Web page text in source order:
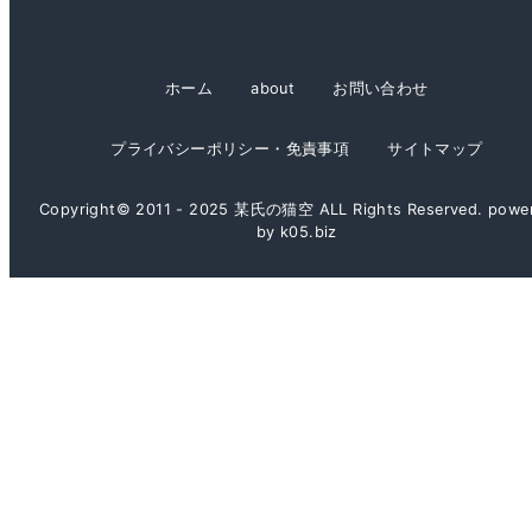
ホーム about お問い合わせ
プライバシーポリシー・免責事項 サイトマップ
Copyright© 2011 - 2025 某氏の猫空 ALL Rights Reserved.
by k05.biz